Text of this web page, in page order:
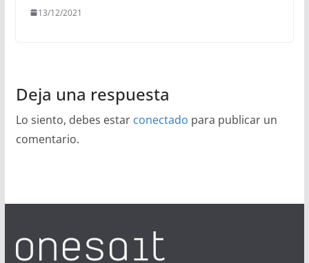
13/12/2021
Deja una respuesta
Lo siento, debes estar conectado para publicar un
comentario.